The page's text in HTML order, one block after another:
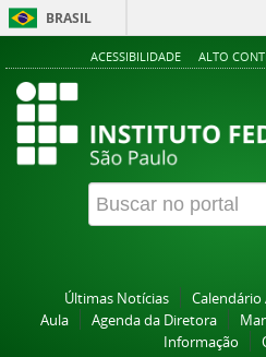
BRASIL
ACESSIBILIDADE ALTO
Últimas Notícias Calendário
Aula
Agenda da Diretora
Informação